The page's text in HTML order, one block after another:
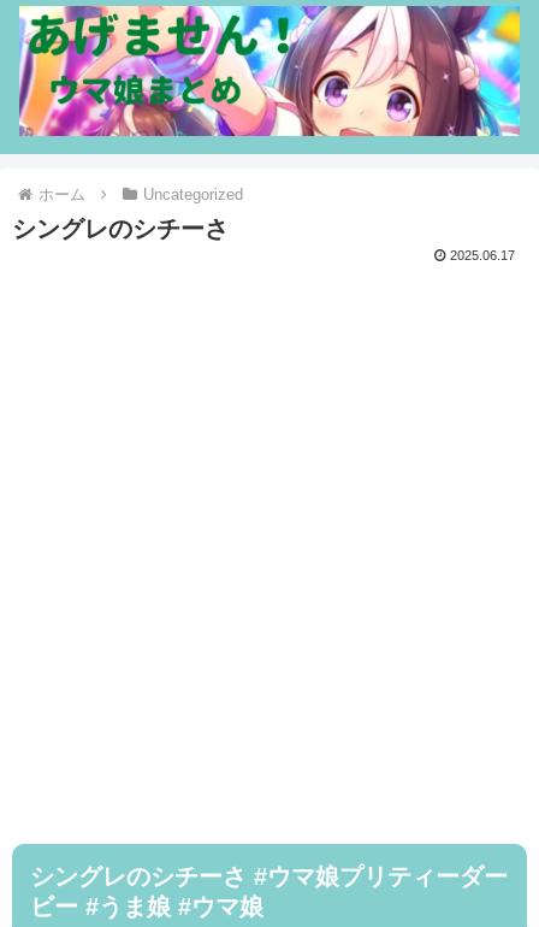
ホーム Uncategorized
シングレのシチーさ
2025.06.17
シングレのシチーさ #ウマ娘プリティーダー
ビー #うま娘 #ウマ娘